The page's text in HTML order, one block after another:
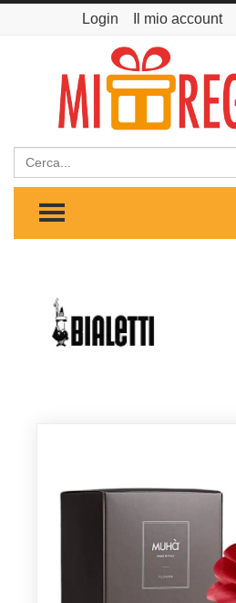
Login Il mio account
Cerca
TOGGLE MENU